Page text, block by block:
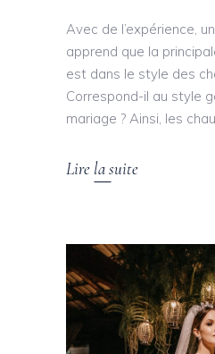
Avec de l’expérience,
apprend que la
est dans le style des
Correspond-il au style
mariage ? Ainsi, les
Lire la suite